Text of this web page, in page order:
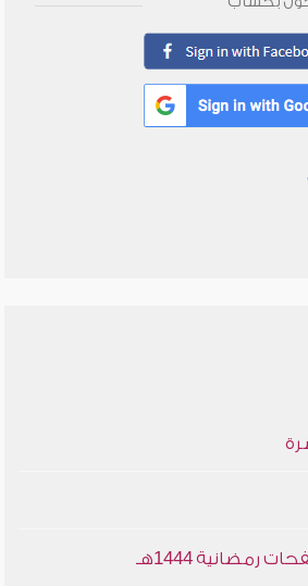
1444هـ